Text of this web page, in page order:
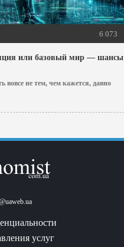
6 073
или базовый мир — шансы
вовсе не тем, чем кажется, давно
услуг